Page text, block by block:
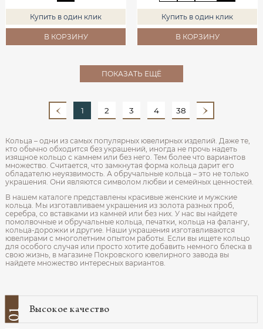
Купить в один клик
В КОРЗИНУ
Купить в один клик
В КОРЗИНУ
ПОКАЗАТЬ ЕЩЁ
1 2 3 4 38
Кольца – одни из самых популярных ювелирных изделий. Даже те,
кто обычно обходится без украшений, иногда не прочь надеть
изящное кольцо с камнем или без него. Тем более что вариантов
множество. Считается, что замкнутая форма кольца дарит его
обладателю неуязвимость. А обручальные кольца – это не только
украшения. Они являются символом любви и семейных ценностей.
В нашем каталоге представлены красивые женские и мужские
кольца. Мы изготавливаем украшения из золота разных проб,
серебра, со вставками из камней или без них. У нас вы найдете
помолвочные и обручальные кольца, печатки, кольца на фалангу,
кольца-дорожки и другие. Наши украшения изготавливаются
ювелирами с многолетним опытом работы. Если вы ищете кольцо
для особого случая или просто хотите добавить немного блеска в
свою жизнь, в магазине Покровского ювелирного завода вы
найдете множество интересных вариантов.
01 Высокое качество